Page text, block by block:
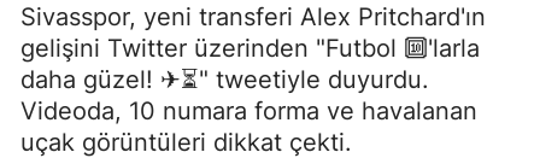
Sivasspor, yeni transferi Alex Pritchard'ın
gelişini Twitter üzerinden "Futbol 🔟'larla
daha güzel! ✈⏳" tweetiyle duyurdu.
Videoda, 10 numara forma ve havalanan
uçak görüntüleri dikkat çekti.